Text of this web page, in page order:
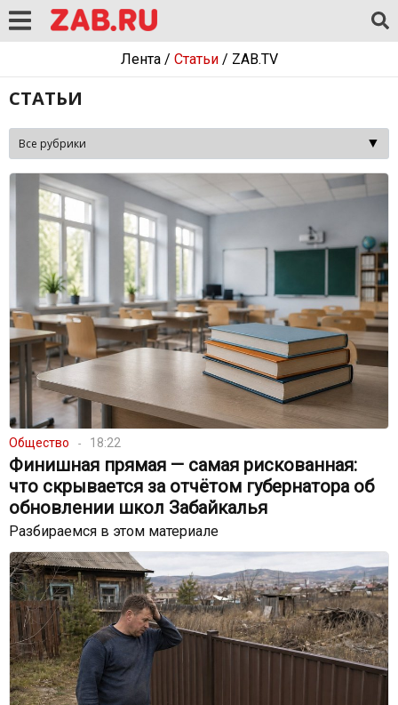
Лента/ Статьи/ ZAB.TV
СТАТЬИ
Общество 18:22
Финишная прямая — самая рискованная:
что скрывается за отчётом губернатора об
обновлении школ Забайкалья
Разбираемся в этом материале